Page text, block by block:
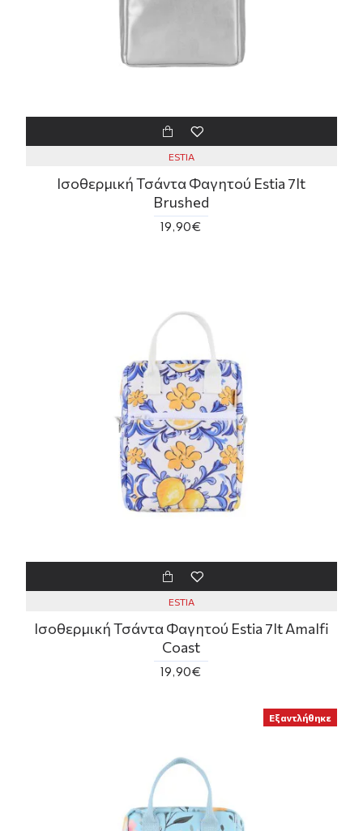
ESTIA
Ισοθερμική Τσάντα Φαγητού Estia 7lt
Brushed
19,90€
ESTIA
Ισοθερμική Τσάντα Φαγητού Estia 7lt Amalfi
Coast
19,90€
Εξαντλήθηκε